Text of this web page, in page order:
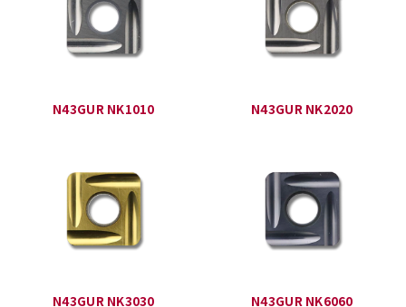
N43GUR NK1010 N43GUR NK2020
N43GUR NK3030 N43GUR NK6060